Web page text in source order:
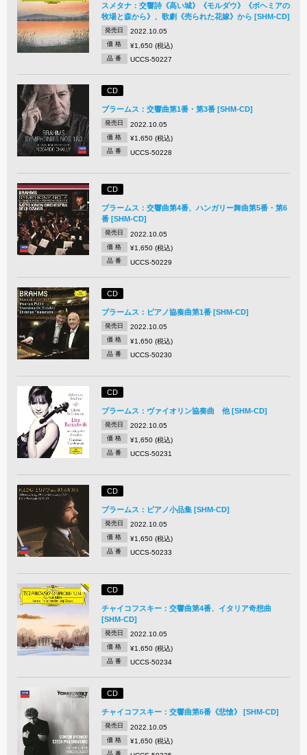
スメタナ：交響詩《高い城》《モルダウ》《ボヘミアの
牧場と森から》、歌劇《売られた花嫁》から [SHM-CD]
発売日 2022.10.05
価 格 ¥1,650 (税込)
品 番 UCCS-50227
CD
ブラームス：交響曲第1番・第3番 [SHM-CD]
発売日 2022.10.05
価 格 ¥1,650 (税込)
品 番 UCCS-50228
CD
ブラームス：交響曲第4番、ハンガリー舞曲第5番・第6
番 [SHM-CD]
発売日 2022.10.05
価 格 ¥1,650 (税込)
品 番 UCCS-50229
CD
ブラームス：ピアノ協奏曲第1番 [SHM-CD]
発売日 2022.10.05
価 格 ¥1,650 (税込)
品 番 UCCS-50230
CD
ブラームス：ヴァイオリン協奏曲 他 [SHM-CD]
発売日 2022.10.05
価 格 ¥1,650 (税込)
品 番 UCCS-50231
CD
ブラームス：ピアノ小品集 [SHM-CD]
発売日 2022.10.05
価 格 ¥1,650 (税込)
品 番 UCCS-50233
CD
チャイコフスキー：交響曲第4番、イタリア奇想曲
[SHM-CD]
発売日 2022.10.05
価 格 ¥1,650 (税込)
品 番 UCCS-50234
CD
チャイコフスキー：交響曲第6番《悲愴》 [SHM-CD]
発売日 2022.10.05
価 格 ¥1,650 (税込)